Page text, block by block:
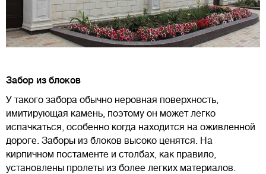
Забор из блоков
У такого забора обычно неровная поверхность,
имитирующая камень, поэтому он может легко
испачкаться, особенно когда находится на оживленной
дороге. Заборы из блоков высоко ценятся. На
кирпичном постаменте и столбах, как правило,
установлены пролеты из более легких материалов.